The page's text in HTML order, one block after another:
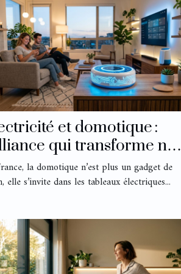
et domotique :
qui transforme nos
quotidiennes
la domotique n’est plus un gadget de
elle s’invite dans les tableaux électriques...